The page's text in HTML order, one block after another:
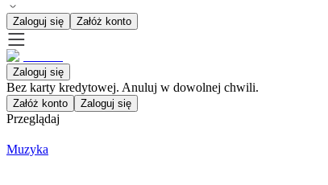
Zaloguj się Załóż konto
Zaloguj się
Bez karty kredytowej. Anuluj w dowolnej chwili.
Załóż konto Zaloguj się
Przeglądaj
Muzyka